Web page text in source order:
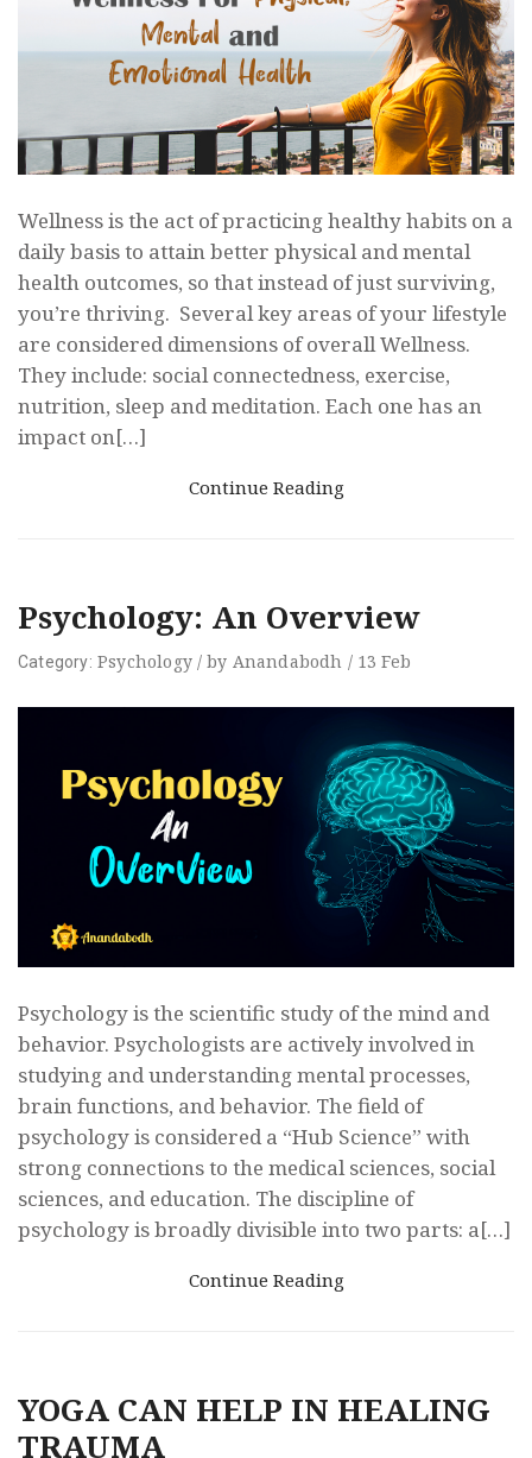
Wellness is the act of practicing healthy habits on a
daily basis to attain better physical and mental
health outcomes, so that instead of just surviving,
you’re thriving. Several key areas of your lifestyle
are considered dimensions of overall Wellness.
They include: social connectedness, exercise,
nutrition, sleep and meditation. Each one has an
impact on[…]
Continue Reading
Psychology: An Overview
Category: Psychology / by Anandabodh / 13 Feb
Psychology is the scientific study of the mind and
behavior. Psychologists are actively involved in
studying and understanding mental processes,
brain functions, and behavior. The field of
psychology is considered a “Hub Science” with
strong connections to the medical sciences, social
sciences, and education. The discipline of
psychology is broadly divisible into two parts: a[…]
Continue Reading
YOGA CAN HELP IN HEALING
TRAUMA